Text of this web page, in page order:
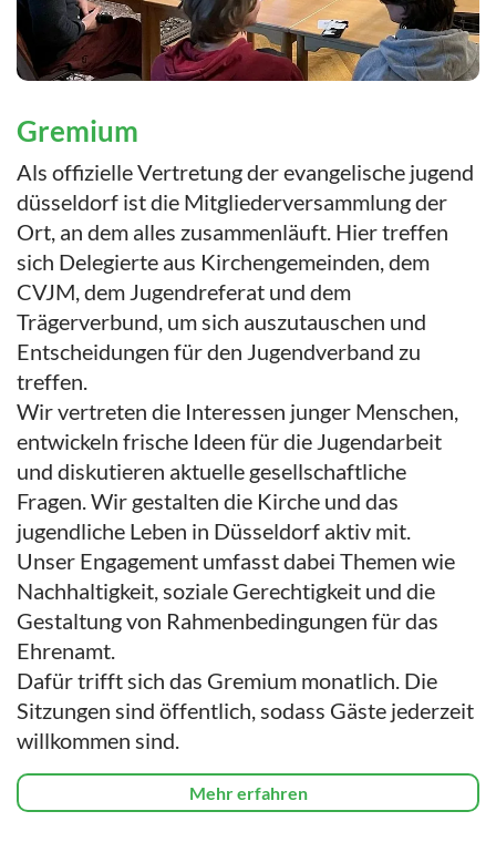
Gremium
Als offizielle Vertretung der evangelische jugend
düsseldorf ist die Mitgliederversammlung der
Ort, an dem alles zusammenläuft. Hier treffen
sich Delegierte aus Kirchengemeinden, dem
CVJM, dem Jugendreferat und dem
Trägerverbund, um sich auszutauschen und
Entscheidungen für den Jugendverband zu
treffen.
Wir vertreten die Interessen junger Menschen,
entwickeln frische Ideen für die Jugendarbeit
und diskutieren aktuelle gesellschaftliche
Fragen. Wir gestalten die Kirche und das
jugendliche Leben in Düsseldorf aktiv mit.
Unser Engagement umfasst dabei Themen wie
Nachhaltigkeit, soziale Gerechtigkeit und die
Gestaltung von Rahmenbedingungen für das
Ehrenamt.
Dafür trifft sich das Gremium monatlich. Die
Sitzungen sind öffentlich, sodass Gäste jederzeit
willkommen sind.
Mehr erfahren